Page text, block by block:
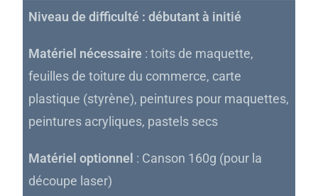
Niveau de difficulté : débutant à initié
Matériel nécessaire : toits de maquette,
feuilles de toiture du commerce, carte
plastique (styrène), peintures pour maquettes,
peintures acryliques, pastels secs
Matériel optionnel : Canson 160g (pour la
découpe laser)